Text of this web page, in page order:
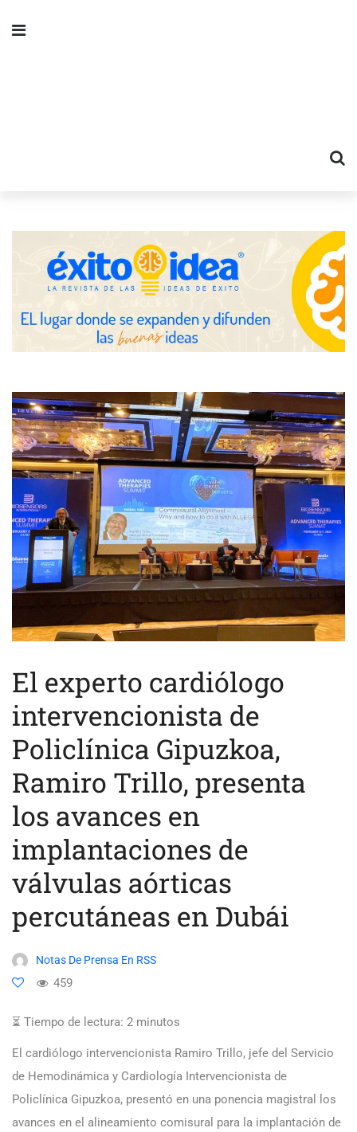
El experto cardiólogo
intervencionista de
Policlínica Gipuzkoa,
Ramiro Trillo, presenta
los avances en
implantaciones de
válvulas aórticas
percutáneas en Dubái
Notas De Prensa En RSS
459
⏳ Tiempo de lectura: 2 minutos
El cardiólogo intervencionista Ramiro Trillo, jefe del Servicio
de Hemodinámica y Cardiología Intervencionista de
Policlínica Gipuzkoa, presentó en una ponencia magistral los
avances en el alineamiento comisural para la implantación de